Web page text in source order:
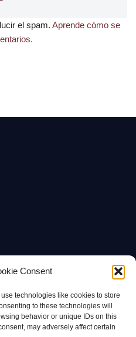
Consent
technologies like cookies to store
to these technologies will
behavior or unique IDs on this
may adversely affect certain
el spam. Aprende cómo se